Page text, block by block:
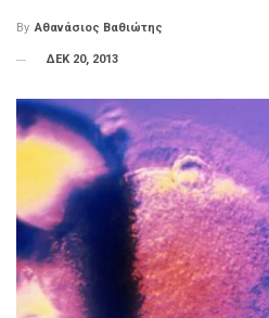
By Αθανάσιος Βαθιώτης
ΔΕΚ 20, 2013